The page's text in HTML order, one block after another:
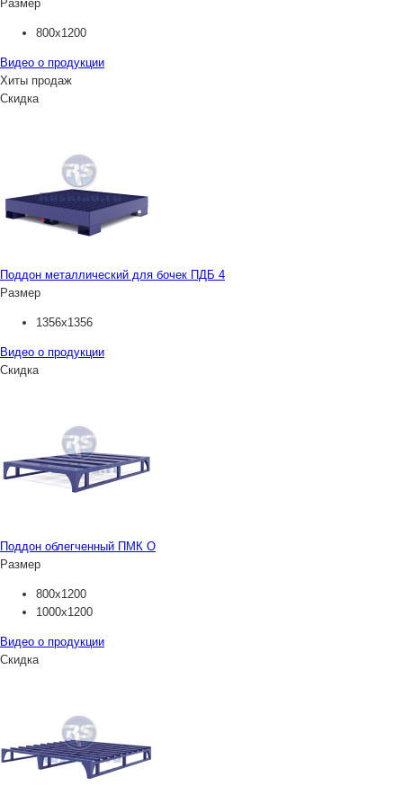
Размер
800х1200
Видео о продукции
Хиты продаж
Скидка
Поддон металлический для бочек ПДБ 4
Размер
1356х1356
Видео о продукции
Скидка
Поддон облегченный ПМК О
Размер
800х1200
1000х1200
Видео о продукции
Скидка